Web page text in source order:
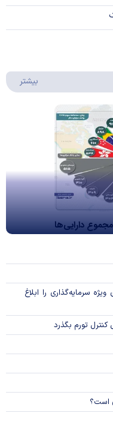
بیشتر
دارایی‌ها
سرمایه‌گذاری را ابلاغ
تورم بگذرد
است؟